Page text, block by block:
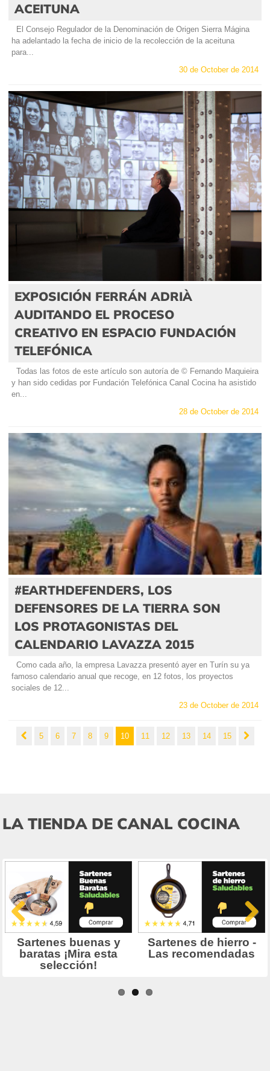
ACEITUNA
El Consejo Regulador de la Denominación de Origen Sierra Mágina
ha adelantado la fecha de inicio de la recolección de la aceituna
para...
30 de October de 2014
EXPOSICIÓN FERRÁN ADRIÀ
AUDITANDO EL PROCESO
CREATIVO EN ESPACIO FUNDACIÓN
TELEFÓNICA
Todas las fotos de este artículo son autoría de © Fernando Maquieira
y han sido cedidas por Fundación Telefónica Canal Cocina ha asistido
en...
28 de October de 2014
#EARTHDEFENDERS, LOS
DEFENSORES DE LA TIERRA SON
LOS PROTAGONISTAS DEL
CALENDARIO LAVAZZA 2015
Como cada año, la empresa Lavazza presentó ayer en Turín su ya
famoso calendario anual que recoge, en 12 fotos, los proyectos
sociales de 12...
23 de October de 2014
5 6 7 8 9 10 11 12 13 14 15
LA TIENDA DE CANAL COCINA